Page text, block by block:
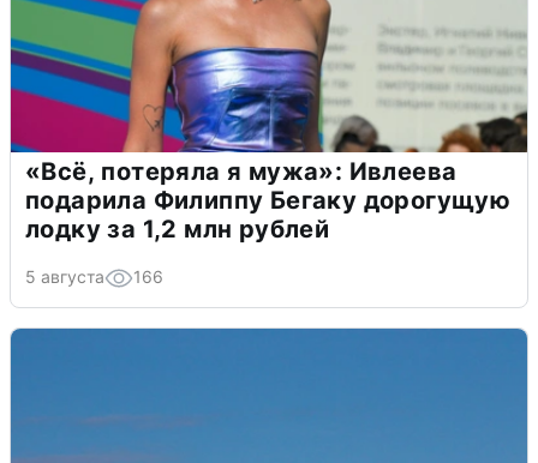
«Всё, потеряла я мужа»: Ивлеева
подарила Филиппу Бегаку дорогущую
лодку за 1,2 млн рублей
5 августа 166